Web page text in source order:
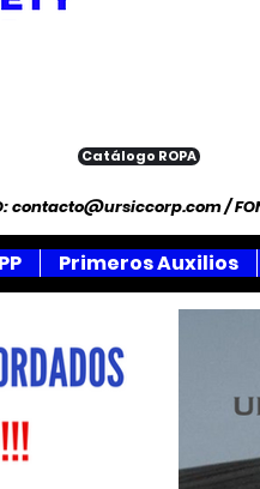
Catálogo ROPA
contacto@ursiccorp.com/
Primeros Auxilios